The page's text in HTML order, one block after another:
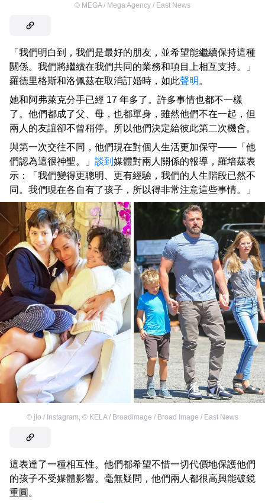
© MEGA / Mega Agency / East News
「我們明白到，我們是最好的朋友，並希望能繼續保持這種
關係。我們將繼續在我們共同的業務和項目上相互支持。」
羅德里格斯和洛佩茲在取消訂婚時，如此聲明 。
她和阿弗萊克分手已經 17 年多了。許多事情也都不一樣
了。他們都成了父、母，也都單身，雖然他們不在一起，但
兩人的友誼卻不曾稍停。所以他們決定給彼此第二次機會。
與第一次交往不同，他們現在對個人生活更加保守——「他
們認為這很神聖。」 談到 媒體對兩人關係的報導，羅培茲表
示：「我們變得更聰明、更有經驗，我們的人生階段已然不
同。我們現在各自有了孩子，所以得非常注意這些事情。」
© jlo / Instagram, © KELA / Broadimage / Broad Image / East News
這表達了一種相互性。他們都希望不惜一切代價地保護他們
的孩子不受媒體影響。毫無疑問，他們兩人都很高興能破鏡
重圓。